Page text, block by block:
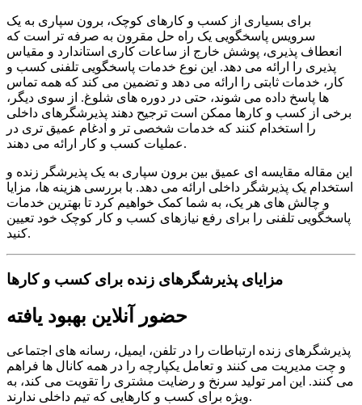
برای بسیاری از کسب و کارهای کوچک، برون سپاری به یک
سرویس پاسخگویی یک راه حل مقرون به صرفه تر است که
انعطاف پذیری، پوشش خارج از ساعات کاری استاندارد و مقیاس
پذیری را ارائه می دهد. این نوع خدمات پاسخگویی تلفنی کسب و
کار، خدمات ثابتی را ارائه می دهد و تضمین می کند که همه تماس
ها پاسخ داده می شوند، حتی در دوره های شلوغ. از سوی دیگر،
برخی از کسب و کارها ممکن است ترجیح دهند پذیرشگرهای داخلی
را استخدام کنند که خدمات شخصی تر و ادغام عمیق تری در
عملیات کسب و کار ارائه می دهند.
این مقاله مقایسه ای عمیق بین برون سپاری به یک پذیرشگر زنده و
استخدام یک پذیرشگر داخلی ارائه می دهد. با بررسی هزینه ها، مزایا
و چالش های هر یک، به شما کمک خواهیم کرد تا بهترین خدمات
پاسخگویی تلفنی را برای رفع نیازهای کسب و کار کوچک خود تعیین
کنید.
مزایای پذیرشگرهای زنده برای کسب و کارها
حضور آنلاین بهبود یافته
پذیرشگرهای زنده ارتباطات را در تلفن، ایمیل، رسانه های اجتماعی
و چت مدیریت می کنند و تعامل یکپارچه را در همه کانال ها فراهم
می کنند. این امر تولید سرنخ و رضایت مشتری را تقویت می کند، به
ویژه برای کسب و کارهایی که تیم داخلی ندارند.